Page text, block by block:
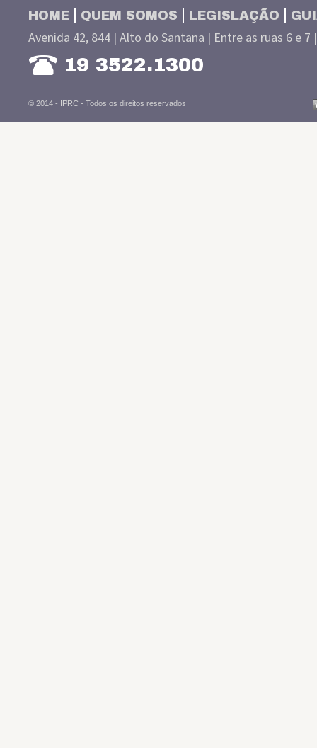
HOME QUEM SOMOS LEGISLAÇÃO
Avenida 42, 844 | Alto do Santana | Entre as ruas 6 e 7
19 3522.1300
© 2014 - IPRC - Todos os direitos reservados